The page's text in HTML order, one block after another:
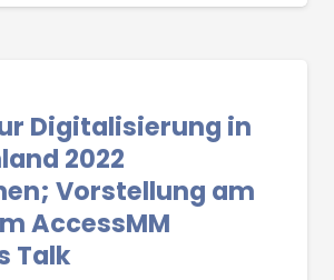
und Befürchtungen.
eine offene Diskussion zu
Dank an alle Teilnehmer der
Insbesondere
Digitalisierung in
2022
Vorstellung am
AccessMM
Talk